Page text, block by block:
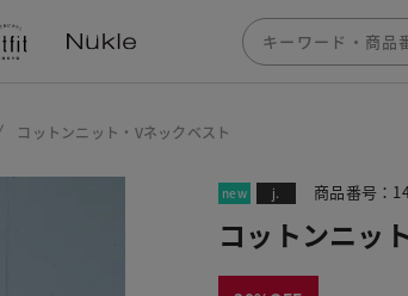
コットンニット・Vネックベスト
new j. 商品番号：
コットンニッ